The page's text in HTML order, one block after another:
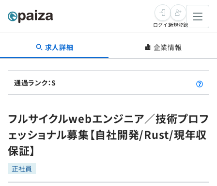
転職・キャリア
転職成功ガイド
転職エージェント
インタビュー
転職成功ガイド
新卒就活
求人検索
本選考
インターン
学習
問題集
プログラミング言語
ゲーム・マンガ
ログイン新規登録
求人詳細 企業情報
通過ランク：S
フルサイクルwebエンジニア／技術プロフ
ェッショナル募集【自社開発/Rust/現年収
保証】
正社員